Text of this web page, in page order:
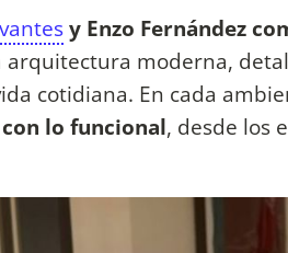
y Enzo Fernández
arquitectura moderna,
cotidiana. En cada
lo funcional, desde los